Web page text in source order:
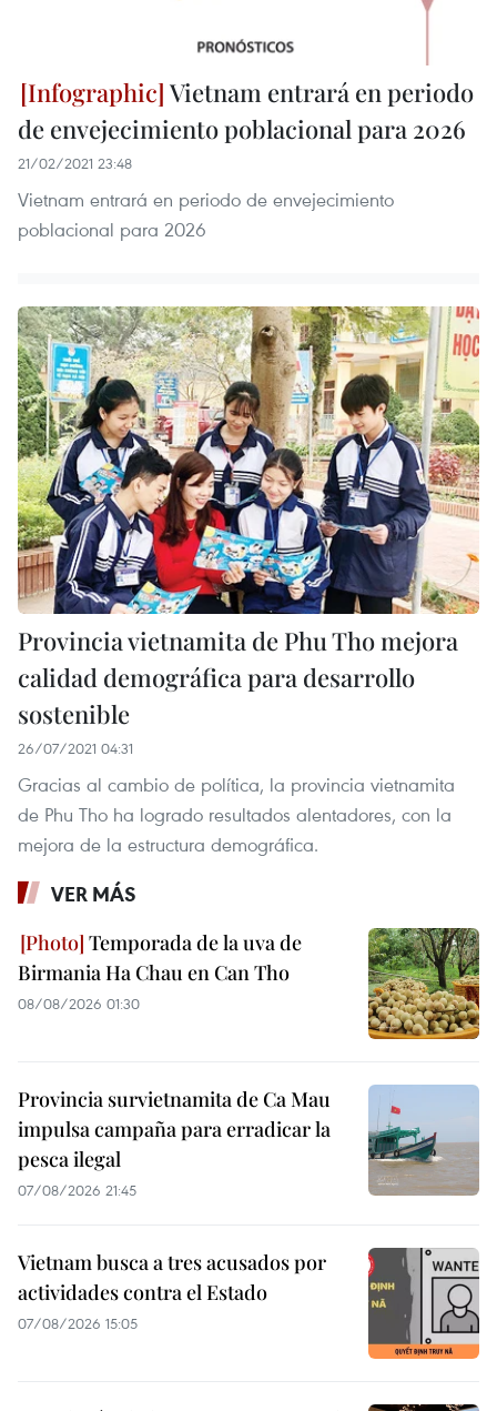
Vietnam entrará en periodo
de envejecimiento poblacional para 2026
21/02/2021 23:48
Vietnam entrará en periodo de envejecimiento
poblacional para 2026
Provincia vietnamita de Phu Tho mejora
calidad demográfica para desarrollo
sostenible
26/07/2021 04:31
Gracias al cambio de política, la provincia vietnamita
de Phu Tho ha logrado resultados alentadores, con la
mejora de la estructura demográfica.
VER MÁS
Temporada de la uva de
Birmania Ha Chau en Can Tho
08/08/2026 01:30
Provincia survietnamita de Ca Mau
impulsa campaña para erradicar la
pesca ilegal
07/08/2026 21:45
Vietnam busca a tres acusados por
actividades contra el Estado
07/08/2026 15:05